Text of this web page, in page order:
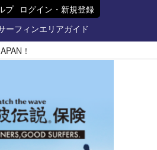
プ ログイン・新規登録
ーフィンエリアガイド
！